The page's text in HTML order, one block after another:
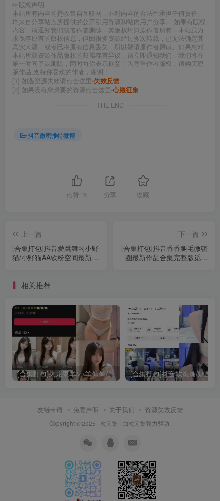
© 版权声明
本站所有内容均是收集自互联网，不对内容的合法性承担任何责任。
均来自分享站点所提供的公开引用资源和站内用户分享。 如果有版权
内容，请通知我们或者作者删除，其版权均归原作者所有，本站虽力
求保存原有的版权信息，但因很多资源经过多次转载，已无法确定其
真实来源，或者已将原有信息丢失，所以敬请原作者原谅。如果您对
本站所载资源作品版权的归属存有异议，请立即通知我们，我们将在
第一时间予以删除，同时向你表示歉意！为尊重作者版权，请购买原
版作品,支持你喜欢的作者，谢谢！
[1] 如遇资源失效请点击这里-失效反馈
[2] 如果没有您想要的资源点击这里-心愿征集
THE END
抖音微密推特微博
点赞 16 分享 收藏
上一篇
[合集打包]抖音爱跳舞的小野
猫/小野猫AA铁粉空间最新付
下一篇
[合集打包]抖音香香腿毛微密
圈最新作品合集完整版觅圈
相关推荐
[合集打包]火龙果羊/小羊偏偏/小羊弹弹/小羊铁铁微密圈照片视频觅圈合集打包下载+持续更新
友链申请 免责声明 关于我们 资源失效反馈
Copyright © 2025 · 次元集 · 由次元集强力驱动.